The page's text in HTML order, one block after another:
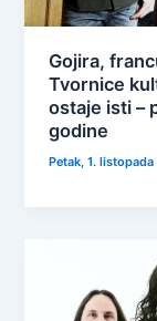
Gojira,
Tvornice
ostaje isti –
godine
Petak, 1. listopada